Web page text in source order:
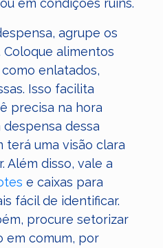
em condições ruins.
agrupe os
alimentos
enlatados,
Isso facilita
precisa na hora
dessa
terá uma visão clara
Além disso, vale a
e caixas para
fácil de identificar.
procure setorizar
em comum, por